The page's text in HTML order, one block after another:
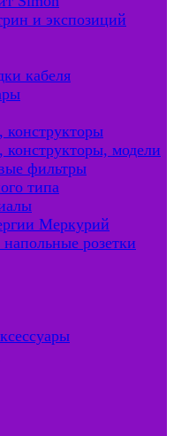
и экспозиций
кабеля
конструкторы
конструкторы, модели
фильтры
типа
Меркурий
розетки